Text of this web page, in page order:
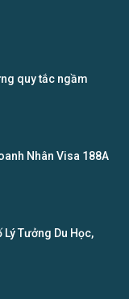
quy tắc ngầm
Nhân Visa 188A
Lý Tưởng Du Học,